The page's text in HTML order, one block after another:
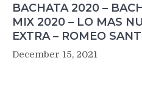
BACHATA 2020 –
MIX 2020 – LO MAS
EXTRA – ROMEO
December 15, 2021